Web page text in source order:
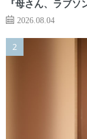
『母さん、ラブソ
2026.08.04